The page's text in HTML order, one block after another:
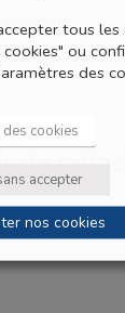
sur-Seine
de
tous
ou
des
cookies
accepter
nos cookies